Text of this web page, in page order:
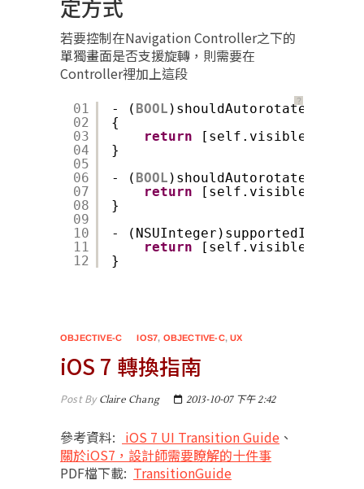
定方式
若要控制在Navigation Controller之下的
單獨畫面是否支援旋轉，則需要在
Controller裡加上這段
？
01
02
03
04
05
06
07
08
09
10
11
12
- ( BOOL
{
return
}
- ( BOOL )shouldAutorotate {
return
}
-
return
}
OBJECTIVE-C IOS7, OBJECTIVE-C,UX
iOS 7 轉換指南
Post ByClaire Chang 2013-10-07 下午 2:42
參考資料: iOS 7 UI Transition Guide 、
關於iOS7，設計師需要瞭解的十件事
PDF檔下載: TransitionGuide